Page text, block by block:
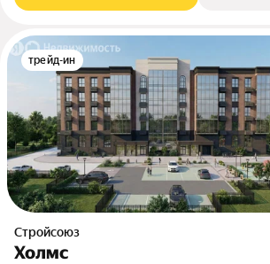
трейд-ин
Стройсоюз
Холмс